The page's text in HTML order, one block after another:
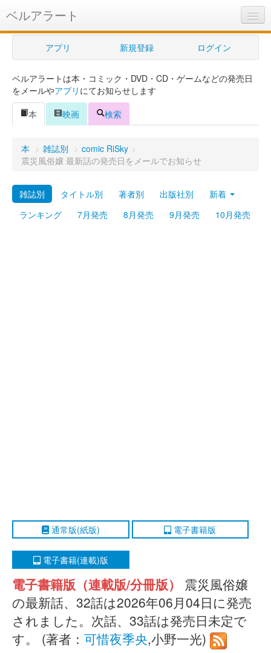
ベルアラート
ベルアラートとは
ヘルプ
新規登録
ログイン
購入管理
Myシェルフ
プレミアム
アプリ 新規登録 ログイン
ベルアラートは本・コミック・DVD・CD・ゲームなどの発売日
をメールやアプリ にてお知らせします
本
映画 検索
本 > 雑誌別 > comic RiSky >
震災風俗嬢 最新話の発売日をメールでお知らせ
雑誌別 タイトル別 著者別 出版社別
新着
ランキング
7月発売 8月発売 9月発売 10月発売
通常版(紙版) 電子書籍版
電子書籍(連載)版
電子書籍版（連載版/分冊版）
震災風俗嬢
の最新話、32話は2026年06月04日に発売
されました。次話、33話は発売日未定で
す。 (著者： 可惜夜季央,小野一光)